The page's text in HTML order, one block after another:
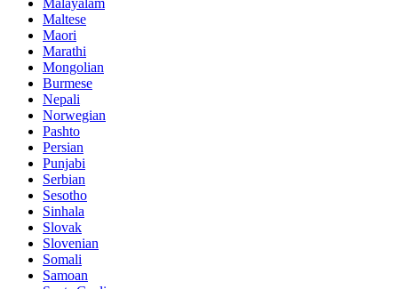
Maltese
Maori
Marathi
Mongolian
Burmese
Nepali
Norwegian
Pashto
Persian
Punjabi
Serbian
Sesotho
Sinhala
Slovak
Slovenian
Somali
Samoan